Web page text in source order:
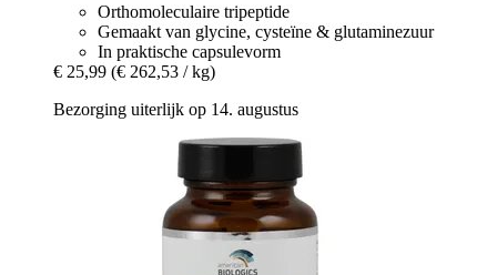
Orthomoleculaire tripeptide
Gemaakt van glycine, cysteïne & glutaminezuur
In praktische capsulevorm
€ 25,99 (€ 262,53 / kg)
Bezorging uiterlijk op 14. augustus